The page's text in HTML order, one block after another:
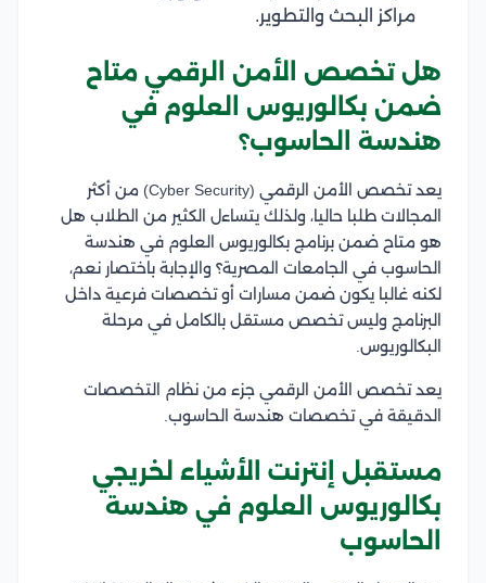
مراكز البحث والتطوير.
هل تخصص الأمن الرقمي متاح
ضمن بكالوريوس العلوم في
هندسة الحاسوب؟
يعد تخصص الأمن الرقمي (Cyber Security) من أكثر
المجالات طلبا حاليا، ولذلك يتساءل الكثير من الطلاب هل
هو متاح ضمن برنامج بكالوريوس العلوم في هندسة
الحاسوب في الجامعات المصرية؟ والإجابة باختصار نعم،
لكنه غالبا يكون ضمن مسارات أو تخصصات فرعية داخل
البرنامج وليس تخصص مستقل بالكامل في مرحلة
البكالوريوس.
يعد تخصص الأمن الرقمي جزء من نظام التخصصات
الدقيقة في تخصصات هندسة الحاسوب.
مستقبل إنترنت الأشياء لخريجي
بكالوريوس العلوم في هندسة
الحاسوب